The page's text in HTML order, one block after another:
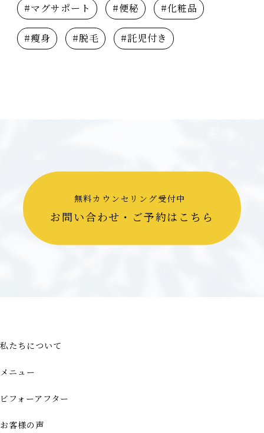
#マグサポート #便秘 #化粧品
#瘦身 #脱毛 #託児付き
無料カウンセリング受付中
お問い合わせ・ご予約はこちら
私たちについて
メニュー
ビフォーアフター
お客様の声